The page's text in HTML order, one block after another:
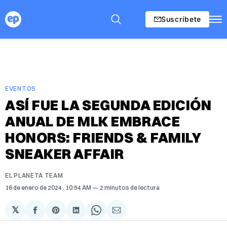
Suscríbete
EVENTOS
ASÍ FUE LA SEGUNDA EDICIÓN
ANUAL DE MLK EMBRACE
HONORS: FRIENDS & FAMILY
SNEAKER AFFAIR
EL PLANETA TEAM
16 de enero de 2024 . 10:54 AM 2 minutos de lectura
𝕏
Compartir
en
Share
on
Compartir
en
Share
on
Compartir
via